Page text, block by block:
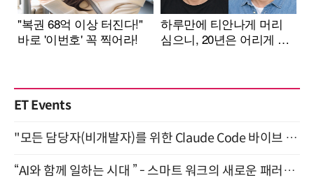
ET Events
"모든 담당자(비개발자)를 위한 Claude Code 바이브 코딩 2-day 부트캠프" 9월 16~17일 개최
“AI와 함께 일하는 시대 ” - 스마트 워크의 새로운 패러다임 (9/11)